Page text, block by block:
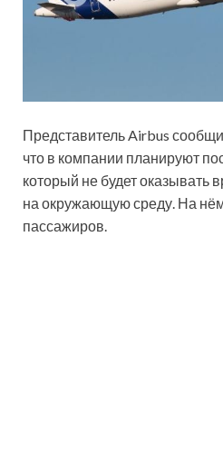
Представитель Airbus
что в компании планируют
который не будет оказывать
на окружающую среду. На нём
пассажиров.